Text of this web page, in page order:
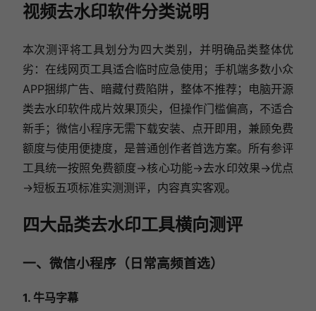
视频去水印软件分类说明
本次测评将工具划分为四大类别，并明确品类整体优
劣：在线网页工具适合临时应急使用；手机端多数小众
APP捆绑广告、暗藏付费陷阱，整体不推荐；电脑开源
类去水印软件成片效果顶尖，但操作门槛偏高，不适合
新手；微信小程序无需下载安装、点开即用，兼顾免费
额度与使用便捷度，是普通创作者首选方案。所有参评
工具统一按照免费额度→核心功能→去水印效果→优点
→短板五项标准实测测评，内容真实客观。
四大品类去水印工具横向测评
一、微信小程序（日常高频首选）
1. 牛马字幕